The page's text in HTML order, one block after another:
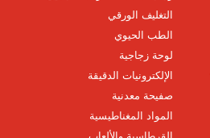
التغليف الورقي
الطب الحيوي
لوحة زجاجية
الإلكترونيات الدقيقة
صفيحة معدنية
المواد المغناطيسية